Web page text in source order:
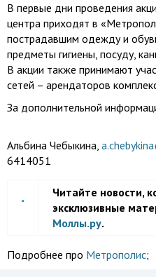
В первые дни проведения
центра приходят в
пострадавшим одежду и
предметы гигиены, посуду,
В акции также принимают
сетей – арендаторов
За дополнительной
Альбина Чебыкина,
6414051
Читайте новости,
эксклюзивные
Моллы.ру.
Подробнее про Метрополис;